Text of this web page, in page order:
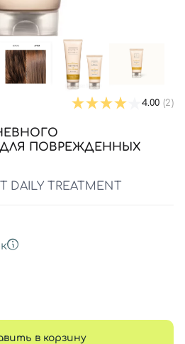
Кремы для тела с SPF
Миниатюры
Карбокситерапия
Бьюти Гаджеты
и декольте
мужчин
Специальный уход
Для детей
Для мужчин
Дезодоранты
Интимный уход
Автозагар
4.00 (2)
ПОВРЕЖДЕННЫХ
DAILY TREATMENT
в корзину